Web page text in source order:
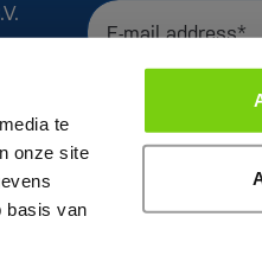
te
onze site
basis van
E-mail address*
Register
This site is secured by
Conditionsapply to this.